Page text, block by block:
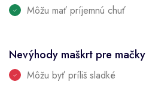
Môžu mať príjemnú chuť
Nevýhody maškrt pre mačky
Môžu byť príliš sladké